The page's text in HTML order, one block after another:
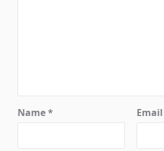
Name* Email